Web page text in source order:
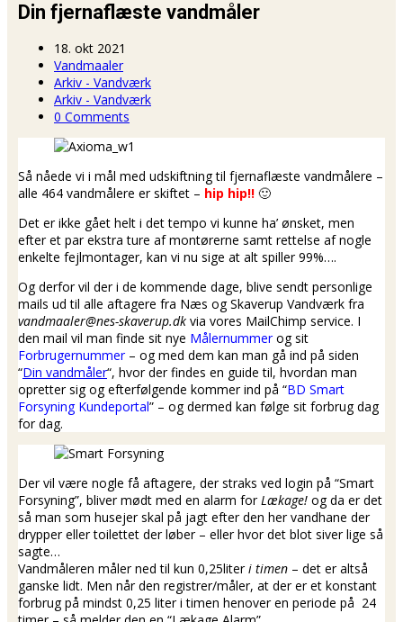
Din fjernaflæste vandmåler
18. okt 2021
Vandmaaler
Arkiv - Vandværk
Arkiv - Vandværk
0 Comments
Så nåede vi i mål med udskiftning til fjernaflæste vandmålere –
alle 464 vandmålere er skiftet – hip hip!! 🙂
Det er ikke gået helt i det tempo vi kunne ha’ ønsket, men
efter et par ekstra ture af montørerne samt rettelse af nogle
enkelte fejlmontager, kan vi nu sige at alt spiller 99%….
Og derfor vil der i de kommende dage, blive sendt personlige
mails ud til alle aftagere fra Næs og Skaverup Vandværk fra
vandmaaler@nes-skaverup.dk via vores MailChimp service. I
den mail vil man finde sit nye Målernummerog sit
Forbrugernummer– og med dem kan man gå ind på siden
“Din vandmåler“, hvor der findes en guide til, hvordan man
opretter sig og efterfølgende kommer ind på “BD Smart
Forsyning Kundeportal” – og dermed kan følge sit forbrug dag
for dag.
Der vil være nogle få aftagere, der straks ved login på “Smart
Forsyning”, bliver mødt med en alarm forLækage! og da er det
så man som husejer skal på jagt efter den her vandhane der
drypper eller toilettet der løber – eller hvor det blot siver lige så
sagte…
Vandmåleren måler ned til kun 0,25literi timen – det er altså
ganske lidt. Men når den registrer/måler, at der er et konstant
forbrug på mindst 0,25 liter i timen henover en periode på 24